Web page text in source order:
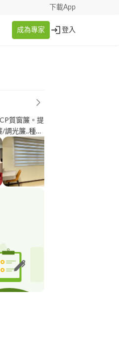
下載App
成為專家 登入
質窗簾。提
光簾..種類
、日式風..
高質感與品